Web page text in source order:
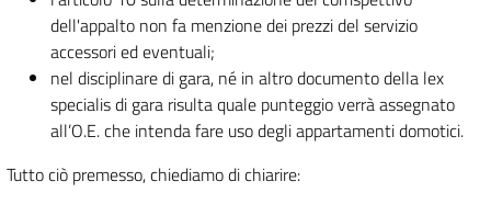
dell'appalto non fa menzione dei prezzi del servizio
accessori ed eventuali;
nel disciplinare di gara, né in altro documento della lex
specialis di gara risulta quale punteggio verrà assegnato
all’O.E. che intenda fare uso degli appartamenti domotici.
Tutto ciò premesso, chiediamo di chiarire: